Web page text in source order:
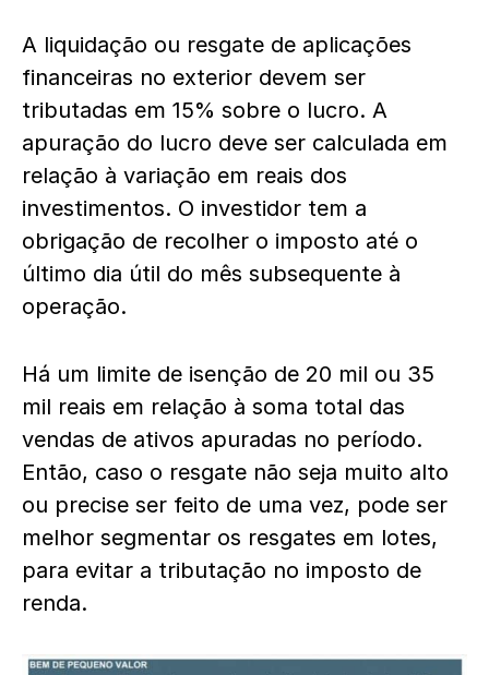
A liquidação ou resgate de aplicações
financeiras no exterior devem ser
tributadas em 15% sobre o lucro. A
apuração do lucro deve ser calculada em
relação à variação em reais dos
investimentos. O investidor tem a
obrigação de recolher o imposto até o
último dia útil do mês subsequente à
operação.
Há um limite de isenção de 20 mil ou 35
mil reais em relação à soma total das
vendas de ativos apuradas no período.
Então, caso o resgate não seja muito alto
ou precise ser feito de uma vez, pode ser
melhor segmentar os resgates em lotes,
para evitar a tributação no imposto de
renda.